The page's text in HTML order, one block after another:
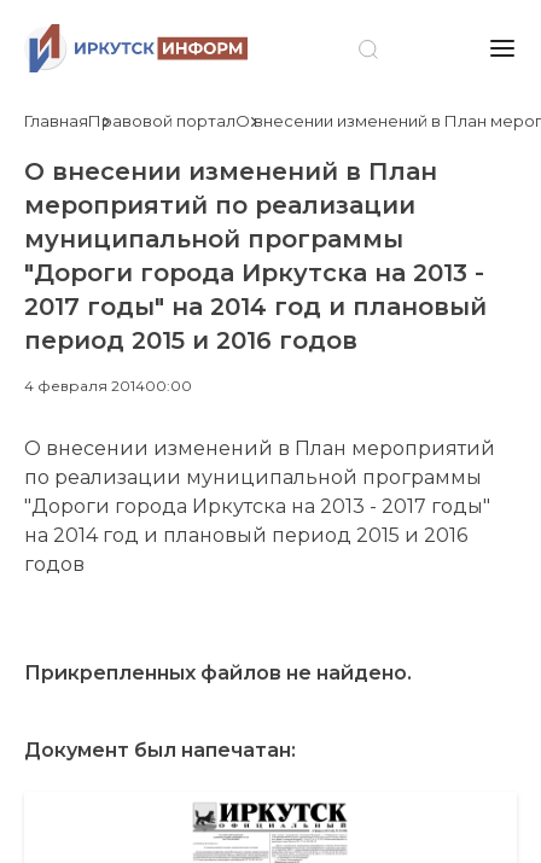
ГлавнаяПравовой порталО внесении изменений в План
О внесении изменений в План
мероприятий по реализации
муниципальной программы
"Дороги города Иркутска на 2013 -
2017 годы" на 2014 год и плановый
период 2015 и 2016 годов
4 февраля 201400:00
О внесении изменений в План мероприятий
по реализации муниципальной программы
"Дороги города Иркутска на 2013 - 2017 годы"
на 2014 год и плановый период 2015 и 2016
годов
Прикрепленных файлов не найдено.
Документ был напечатан: